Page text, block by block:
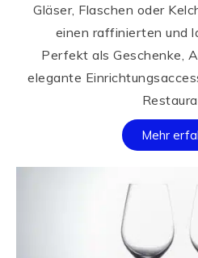
Gläser, Flaschen oder
einen raffinierten und
Perfekt als Geschenke,
elegante
Mehr